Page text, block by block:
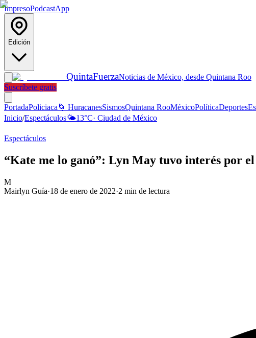
ImpresoPodcastApp
Edición
QuintaFuerzaNoticias de México, desde Quintana Roo
Suscríbete gratis
PortadaPoliciaca 🌀 HuracanesSismosQuintana RooMéxicoPolíticaDeportes
Inicio/Espectáculos🌤️13°C· Ciudad de México
Espectáculos
“Kate me lo ganó”: Lyn May tuvo interés por
M
Mairlyn Guía·18 de enero de 2022·2 min de lectura